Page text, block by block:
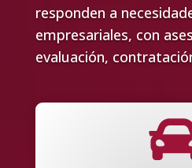
responden a
empresariales, con
evaluación,